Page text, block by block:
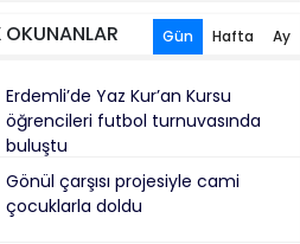
OKUNANLAR Gün Hafta Ay
Erdemli’de Yaz Kur’an Kursu
öğrencileri futbol turnuvasında
buluştu
Gönül çarşısı projesiyle cami
çocuklarla doldu